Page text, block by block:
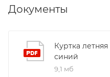
Документы
Куртка
синий
9,1 мб